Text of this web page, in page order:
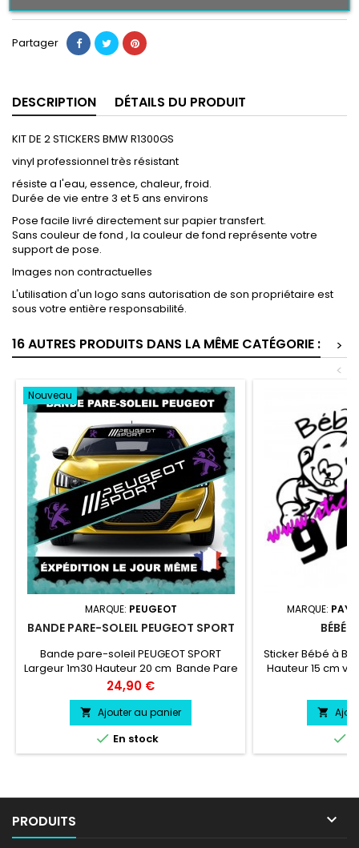
Partager
DESCRIPTION DÉTAILS DU PRODUIT
KIT DE 2 STICKERS BMW R1300GS
vinyl professionnel très résistant
résiste a l'eau, essence, chaleur, froid.
Durée de vie entre 3 et 5 ans environs
Pose facile livré directement sur papier transfert.
Sans couleur de fond , la couleur de fond représente votre
support de pose.
Images non contractuelles
L'utilisation d'un logo sans autorisation de son propriétaire est
sous votre entière responsabilité.
16 AUTRES PRODUITS DANS LA MÊME CATÉGORIE :
>
<
Nouveau
MARQUE: PEUGEOT
BANDE PARE-SOLEIL PEUGEOT SPORT
Bande pare-soleil PEUGEOT SPORT
Largeur 1m30 Hauteur 20 cm Bande Pare
soleil couleur au choix Logo PEUGEOT
SPORT couleur au choix
Prix
24,90 €
 Ajouter au panier
 En stock
MARQUE:
BÉBÉ
Sticker Bébé à
Hauteur 15 cm


PRODUITS 